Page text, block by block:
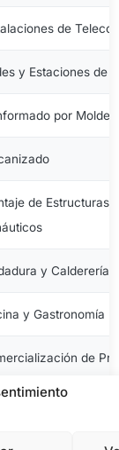
de
y Estaciones de
por
de Estructuras
y Calderería
y Gastronomía
de
en
y Belleza